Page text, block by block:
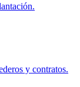
y contratos.